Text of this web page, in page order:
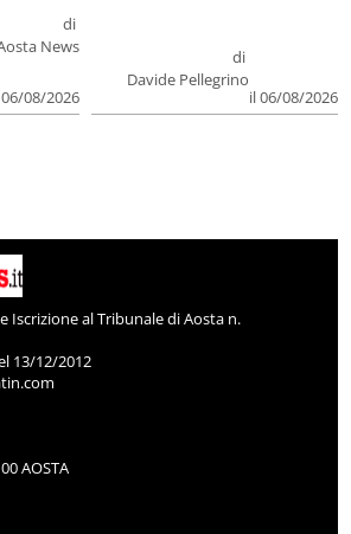
di
News
08/2026
di
Davide Pellegrino
il 06/08/2026
Iscrizione al Tribunale di Aosta n.
13/12/2012
AOSTA